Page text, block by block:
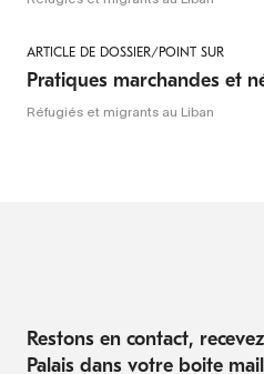
ARTICLE DE DOSSIER/POINT SUR
Pratiques marchandes et
Réfugiés et migrants au Liban
Restons en contact,
Palais dans votre boite mail